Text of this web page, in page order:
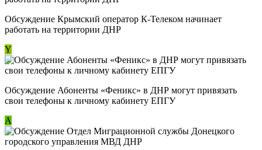
Обсуждение Крымский оператор К-Телеком начинает
работать на территории ДНР
Y
Обсуждение ​Абоненты «Феникс» в ДНР могут привязать
свои телефоны к личному кабинету ЕПГУ
А